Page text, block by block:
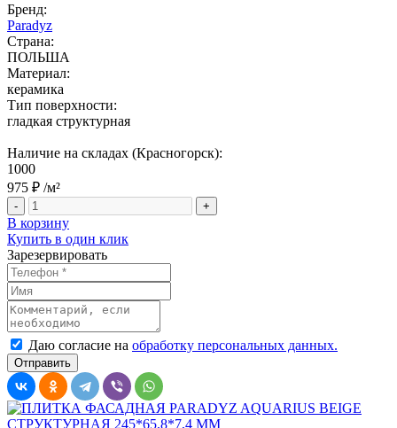
Бренд:
Paradyz
Страна:
ПОЛЬША
Материал:
керамика
Тип поверхности:
гладкая структурная
Наличие на складах (Красногорск):
1000
975 ₽ /м²
- +
В корзину
Купить в один клик
Зарезервировать
Даю согласие на обработку персональных данных.